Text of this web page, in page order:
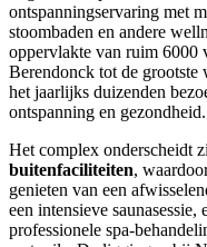
ontspanningservaring met
stoombaden en andere
oppervlakte van ruim 6000
Berendonck tot de grootste
het jaarlijks duizenden
ontspanning en gezondheid.
Het complex onderscheidt
buitenfaciliteiten,
genieten van een
een intensieve saunasessie,
professionele spa-